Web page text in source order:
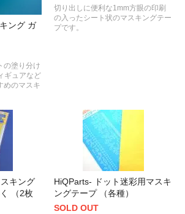
ング ガ
の塗り分け
ギュアなど
めのマスキ
切り出しに便利な1mm方眼の印刷
の入ったシート状のマスキングテー
プです。
キング
（2枚
HiQParts- ドット迷彩用マスキ
ングテープ （各種）
SOLD OUT